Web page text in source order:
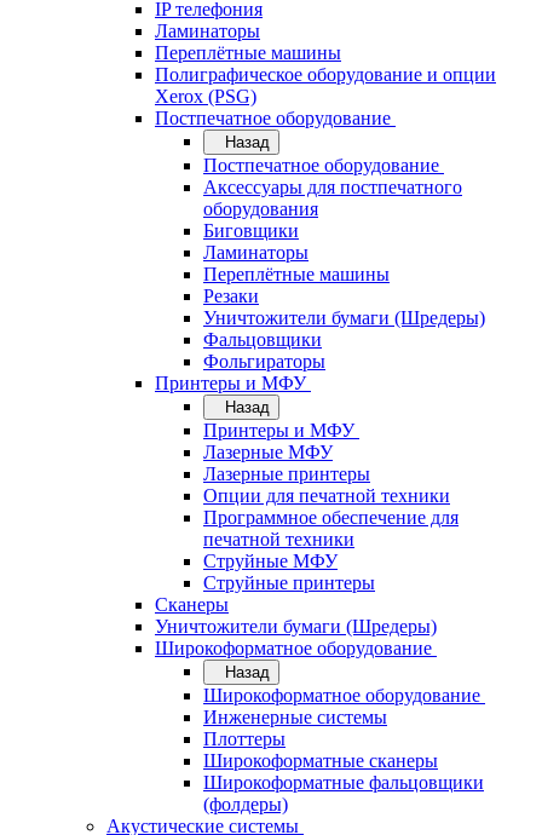
IP телефония
Ламинаторы
Переплётные машины
Полиграфическое оборудование и опции
Xerox (PSG)
Постпечатное оборудование
Назад
Постпечатное оборудование
Аксессуары для постпечатного
оборудования
Биговщики
Ламинаторы
Переплётные машины
Резаки
Уничтожители бумаги (Шредеры)
Фальцовщики
Фольгираторы
Принтеры и МФУ
Назад
Принтеры и МФУ
Лазерные МФУ
Лазерные принтеры
Опции для печатной техники
Программное обеспечение для
печатной техники
Струйные МФУ
Струйные принтеры
Сканеры
Уничтожители бумаги (Шредеры)
Широкоформатное оборудование
Назад
Широкоформатное оборудование
Инженерные системы
Плоттеры
Широкоформатные сканеры
Широкоформатные фальцовщики
(фолдеры)
Акустические системы